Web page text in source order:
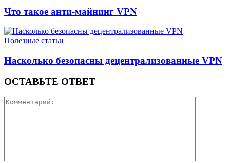
Что такое анти-майнинг VPN
Полезные статьи
Насколько безопасны децентрализованные VPN
ОСТАВЬТЕ ОТВЕТ